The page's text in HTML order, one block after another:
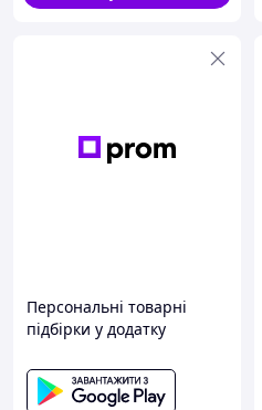
Персональні товарні
підбірки у додатку